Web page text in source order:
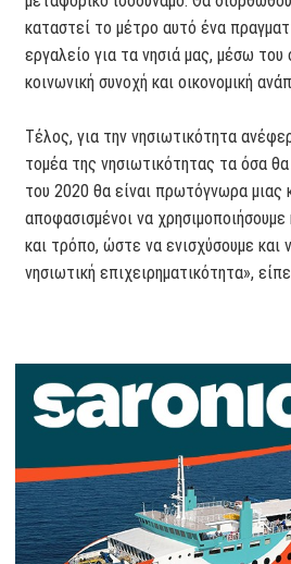
καταστεί το μέτρο αυτό ένα
εργαλείο για τα νησιά μας, μέσω του
κοινωνική συνοχή και οικονομική
Τέλος, για την νησιωτικότητα
τομέα της νησιωτικότητας τα όσα
του 2020 θα είναι πρωτόγνωρα μιας
αποφασισμένοι να
και τρόπο, ώστε να ενισχύσουμε και
νησιωτική επιχειρηματικότητα»,